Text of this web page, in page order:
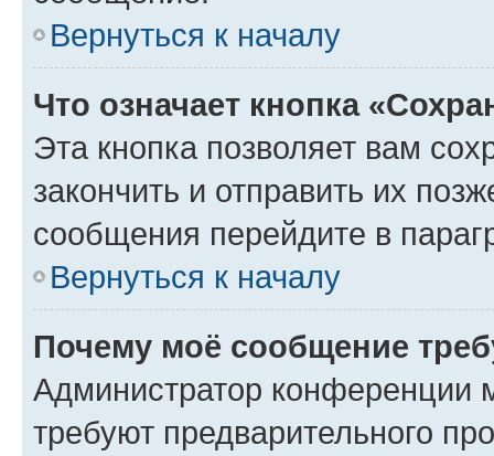
Вернуться к началу
Что означает кнопка
Эта кнопка позволяет вам
закончить и отправить их
сообщения перейдите в
Вернуться к началу
Почему моё сообщение
Администратор конференции
требуют предварительного